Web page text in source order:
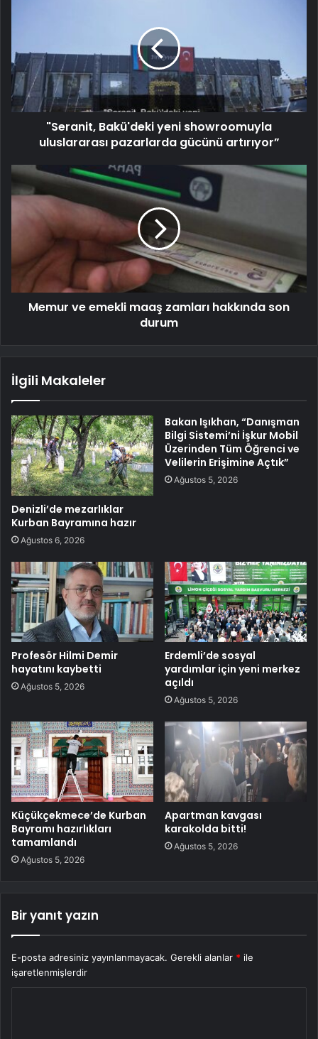
"Seranit, Bakü'deki yeni showroomuyla
uluslararası pazarlarda gücünü artırıyor”
Memur ve emekli maaş zamları hakkında son
durum
İlgili Makaleler
Denizli’de mezarlıklar
Kurban Bayramına hazır
Ağustos 6, 2026
Bakan Işıkhan, “Danışman
Bilgi Sistemi’ni İşkur Mobil
Üzerinden Tüm Öğrenci ve
Velilerin Erişimine Açtık”
Ağustos 5, 2026
Profesör Hilmi Demir
hayatını kaybetti
Ağustos 5, 2026
Erdemli’de sosyal
yardımlar için yeni merkez
açıldı
Ağustos 5, 2026
Küçükçekmece’de Kurban
Bayramı hazırlıkları
tamamlandı
Ağustos 5, 2026
Apartman kavgası
karakolda bitti!
Ağustos 5, 2026
Bir yanıt yazın
E-posta adresiniz yayınlanmayacak. Gerekli alanlar * ile
işaretlenmişlerdir